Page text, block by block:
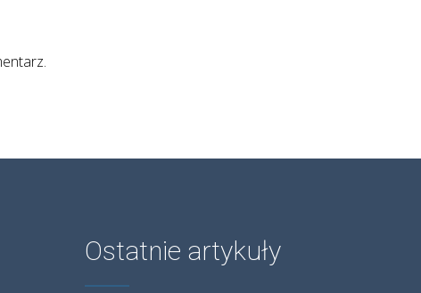
Ostatnie artykuły